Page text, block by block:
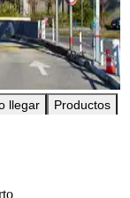
llegar Productos